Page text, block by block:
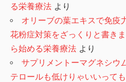
る栄養療法 より
オリーブの葉エキスで免疫
花粉症対策をざっくりと書き
ら始める栄養療法 より
サプリメントーマグネシウ
テロールも低けりゃいいって